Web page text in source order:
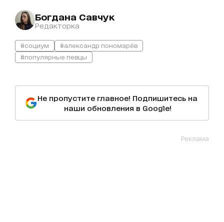
Богдана Савчук
Редакторка
#социум
#александр пономарёв
#популярные певцы
Не пропустите главное! Подпишитесь на
наши обновления в Google!
Реклама